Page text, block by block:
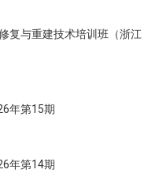
复与重建技术培训班（浙江
年第15期
年第14期